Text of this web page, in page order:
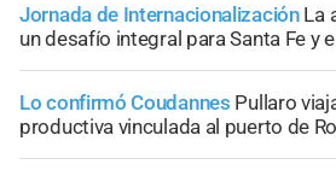
Jornada de Internacionalización La
un desafío integral para Santa Fe y
Lo confirmó Coudannes Pullaro
productiva vinculada al puerto de